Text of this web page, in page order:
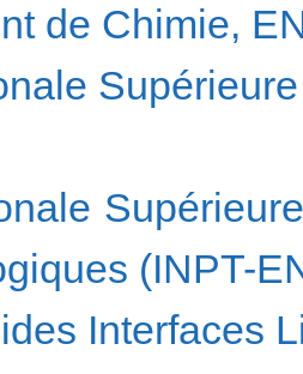
de Chimie,
(INPT-
Interfaces